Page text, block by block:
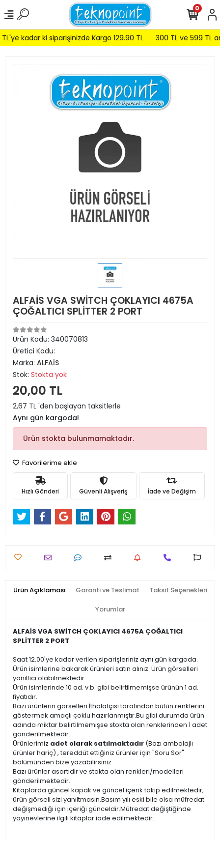
kadar ki siparişinizde Kargo 129.90 TL 300 TL ve 599 TL
0
ALFAİS VGA SWİTCH ÇOKLAYICI 4675A
ÇOĞALTICI SPLİTTER 2 PORT
Ürün Kodu: 340070813
Üretici Kodu:
Marka: ALFAİS
Stok: Stokta yok
20,00 TL
2,67 TL 'den başlayan taksitlerle
Aynı gün kargoda!
Ürün stokta bulunmamaktadır.
Favorilerime ekle
Hızlı Gönderi Güvenli Alışveriş İade ve Değişim
Ürün Açıklaması Garanti ve Teslimat Taksit Seçenekleri
Yorumlar
ALFAİS VGA SWİTCH ÇOKLAYICI 4675A ÇOĞALTICI
SPLİTTER 2 PORT
Saat 12.00'ye kadar verilen siparişleriniz aynı gün kargoda.
Ürün isimlerine bakarak ürünleri satın alınız. Ürün görselleri
yanıltıcı olabilmektedir.
Ürün isimlerinde 10 ad. v.b. gibi belirtilmemişse ürünün 1 ad.
fiyatıdır.
Bazı ürünlerin görselleri İthalatçısı tarafından bütün renklerini
göstermek amaçlı çoklu hazırlanmıştır.Bu gibi durumda ürün
adında miktar belirtilmemişse stokta olan renklerinden 1 adet
gönderilmektedir.
Ürünlerimiz adet olarak satılmaktadır (Bazı ambalajlı
ürünler hariç) , tereddüt ettiğiniz ürünler için "Soru Sor"
bölümünden bize yazabilirsiniz.
Bazı ürünler asortidir ve stokta olan renkleri/modelleri
gönderilmektedir.
Kitaplarda güncel kapak ve güncel içerik takip edilmektedir,
ürün görseli sizi yanıltmasın.Basım yılı eski bile olsa müfredat
değişmediği için içeriği günceldir.Müfredat değiştiğinde
yayınevlerine ilgili kitaplar iade edilmektedir.